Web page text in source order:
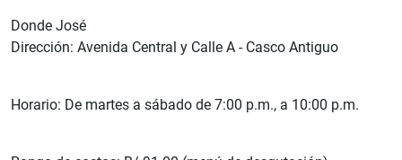
Donde José
Dirección: Avenida Central y Calle A - Casco Antiguo
Horario: De martes a sábado de 7:00 p.m., a 10:00 p.m.